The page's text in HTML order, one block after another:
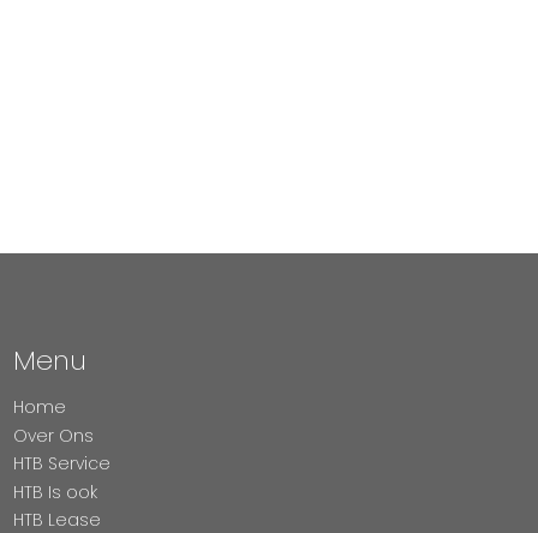
Menu
Home
Over Ons
HTB Service
HTB Is ook
HTB Lease